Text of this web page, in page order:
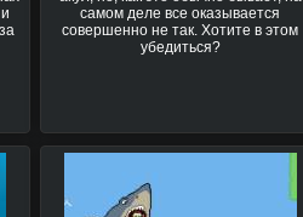
самом деле все оказывается
совершенно не так. Хотите в этом
убедиться?